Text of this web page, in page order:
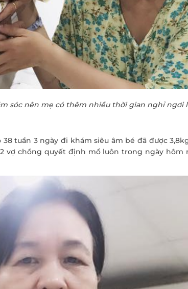
sóc nên mẹ có thêm nhiều thời gian nghỉ ngơi
tuần 3 ngày đi khám siêu âm bé đã được
vợ chồng quyết định mổ luôn trong ngày